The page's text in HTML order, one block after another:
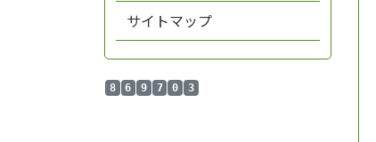
サイトマップ
8 6 9 7 0 3